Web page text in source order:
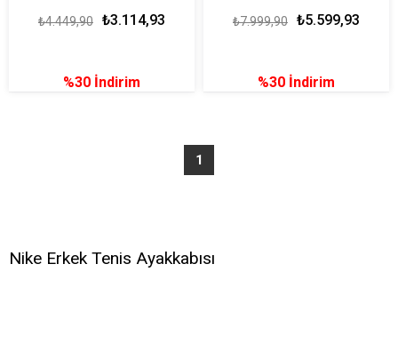
₺3.114,93
₺4.449,90
%30 İndirim
₺5.599,93
₺7.999,90
%30 İndirim
1
Nike Erkek Tenis Ayakkabısı